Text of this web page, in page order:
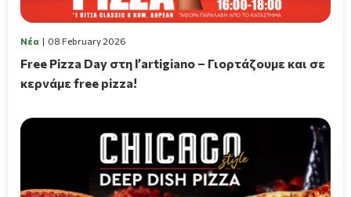
Νέα 08 February 2026
Free Pizza Day στη l’artigiano – Γιορτάζουμε και σε
κερνάμε free pizza!